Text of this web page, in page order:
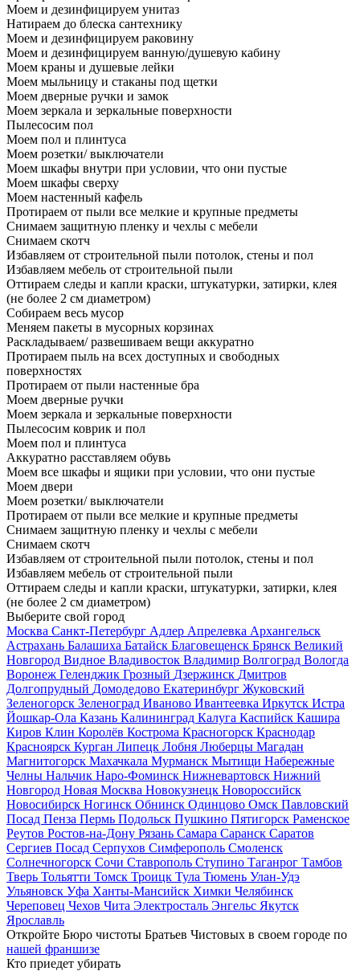
Моем и дезинфицируем унитаз
Натираем до блеска сантехнику
Моем и дезинфицируем раковину
Моем и дезинфицируем ванную/душевую кабину
Моем краны и душевые лейки
Моем мыльницу и стаканы под щетки
Моем дверные ручки и замок
Моем зеркала и зеркальные поверхности
Пылесосим пол
Моем пол и плинтуса
Моем розетки/ выключатели
Моем шкафы внутри при условии, что они пустые
Моем шкафы сверху
Моем настенный кафель
Протираем от пыли все мелкие и крупные предметы
Снимаем защитную пленку и чехлы с мебели
Снимаем скотч
Избавляем от строительной пыли потолок, стены и пол
Избавляем мебель от строительной пыли
Оттираем следы и капли краски, штукатурки, затирки, клея
(не более 2 см диаметром)
Собираем весь мусор
Меняем пакеты в мусорных корзинах
Раскладываем/ развешиваем вещи аккуратно
Протираем пыль на всех доступных и свободных
поверхностях
Протираем от пыли настенные бра
Моем дверные ручки
Моем зеркала и зеркальные поверхности
Пылесосим коврик и пол
Моем пол и плинтуса
Аккуратно расставляем обувь
Моем все шкафы и ящики при условии, что они пустые
Моем двери
Моем розетки/ выключатели
Протираем от пыли все мелкие и крупные предметы
Снимаем защитную пленку и чехлы с мебели
Снимаем скотч
Избавляем от строительной пыли потолок, стены и пол
Избавляем мебель от строительной пыли
Оттираем следы и капли краски, штукатурки, затирки, клея
(не более 2 см диаметром)
Выберите свой город
Москва Санкт-Петербург Адлер Апрелевка Архангельск
Астрахань Балашиха Батайск Благовещенск Брянск Великий
Новгород Видное Владивосток Владимир Волгоград Вологда
Воронеж Геленджик Грозный Дзержинск Дмитров
Долгопрудный Домодедово Екатеринбург Жуковский
Зеленогорск Зеленоград Иваново Ивантеевка Иркутск Истра
Йошкар-Ола Казань Калининград Калуга Каспийск Кашира
Киров Клин Королёв Кострома Красногорск Краснодар
Красноярск Курган Липецк Лобня Люберцы Магадан
Магнитогорск Махачкала Мурманск Мытищи Набережные
Челны Нальчик Наро-Фоминск Нижневартовск Нижний
Новгород Новая Москва Новокузнецк Новороссийск
Новосибирск Ногинск Обнинск Одинцово Омск Павловский
Посад Пенза Пермь Подольск Пушкино Пятигорск Раменское
Реутов Ростов-на-Дону Рязань Самара Саранск Саратов
Сергиев Посад Серпухов Симферополь Смоленск
Солнечногорск Сочи Ставрополь Ступино Таганрог Тамбов
Тверь Тольятти Томск Троицк Тула Тюмень Улан-Удэ
Ульяновск Уфа Ханты-Мансийск Химки Челябинск
Череповец Чехов Чита Электросталь Энгельс Якутск
Ярославль
Откройте Бюро чистоты Братьев Чистовых в своем городе по
нашей франшизе
Кто приедет убирать